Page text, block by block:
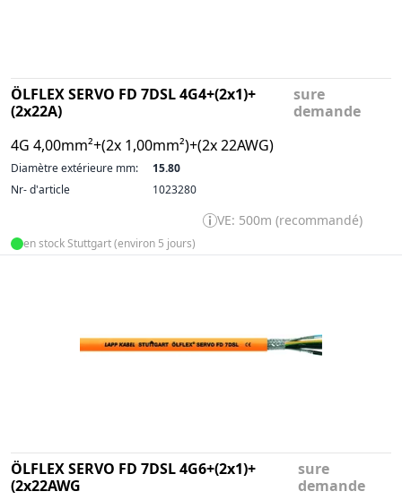
ÖLFLEX SERVO FD 7DSL 4G4+(2x1)+
(2x22A)
4G 4,00mm²+(2x 1,00mm²)+(2x 22AWG)
sure
demande
Diamètre extérieure mm:
15.80
Nr- d'article
1023280
VE: 500m (recommandé)
en stock Stuttgart (environ 5 jours)
ÖLFLEX SERVO FD 7DSL 4G6+(2x1)+
(2x22AWG
sure
demande